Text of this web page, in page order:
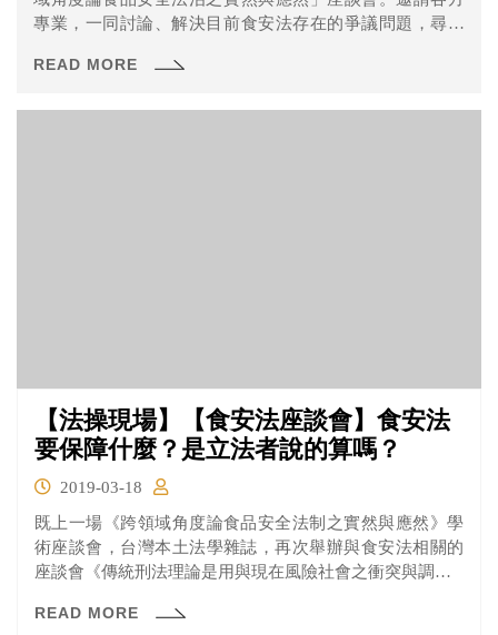
專業，一同討論、解決目前食安法存在的爭議問題，尋求
READ MORE
【法操現場】【食安法座談會】食安法
要保障什麼？是立法者說的算嗎？
2019-03-18
既上一場《跨領域角度論食品安全法制之實然與應然》學
術座談會，台灣本土法學雜誌，再次舉辦與食安法相關的
座談會《傳統刑法理論是用與現在風險社會之衝突與調整─
危險犯理論與現代風險控管」及「普通刑法與附屬刑法之
READ MORE